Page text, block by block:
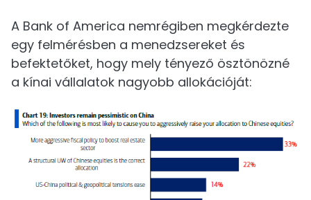
A Bank of America nemrégiben megkérdezte
egy felmérésben a menedzsereket és
befektetőket, hogy mely tényező ösztönözné
a kínai vállalatok nagyobb allokációját: